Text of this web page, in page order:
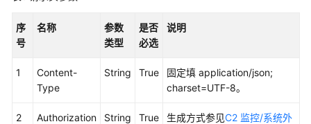
参
口
鉴
方
序
号
名称
参数
类型
是否
必选
说明
1
Content-
Type
String True
固定填 application/json;
charset=UTF-8。
2 Authorization String True 生成方式参见C2 监控/系统外